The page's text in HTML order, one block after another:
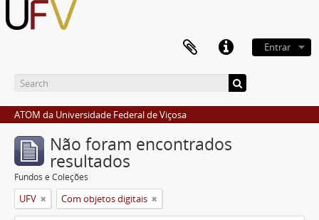
Entrar
ATOM da Universidade Federal de Viçosa
Não foram encontrados
resultados
Fundos e Coleções
UFV Com objetos digitais